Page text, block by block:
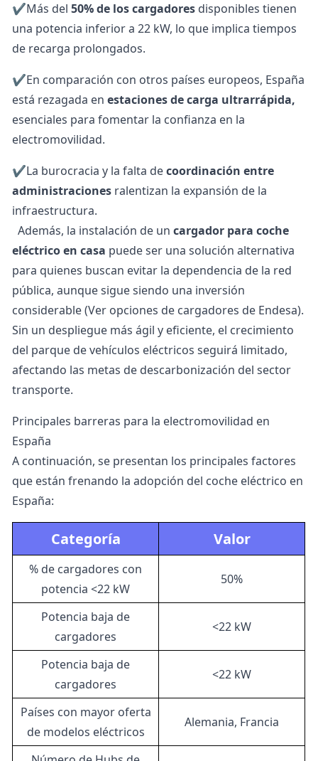
✔️Más del 50% de los cargadores disponibles tienen
una potencia inferior a 22 kW, lo que implica tiempos
de recarga prolongados.
✔️En comparación con otros países europeos, España
está rezagada en estaciones de carga ultrarrápida,
esenciales para fomentar la confianza en la
electromovilidad.
✔️La burocracia y la falta decoordinación entre
administraciones ralentizan la expansión de la
infraestructura.
Además, la instalación de un cargador para coche
eléctrico en casa puede ser una solución alternativa
para quienes buscan evitar la dependencia de la red
pública, aunque sigue siendo una inversión
considerable(Ver opciones de cargadores de Endesa).
Sin un despliegue más ágil y eficiente, el crecimiento
del parque de vehículos eléctricos seguirá limitado,
afectando las metas de descarbonización del sector
transporte.
Principales barreras para la electromovilidad en
España
A continuación, se presentan los principales factores
que están frenando la adopción del coche eléctrico en
España:
Categoría Valor
% de cargadores con
potencia <22 kW
50%
Potencia baja de
cargadores
<22 kW
Potencia baja de
cargadores
<22 kW
Países con mayor oferta
de modelos eléctricos
Alemania, Francia